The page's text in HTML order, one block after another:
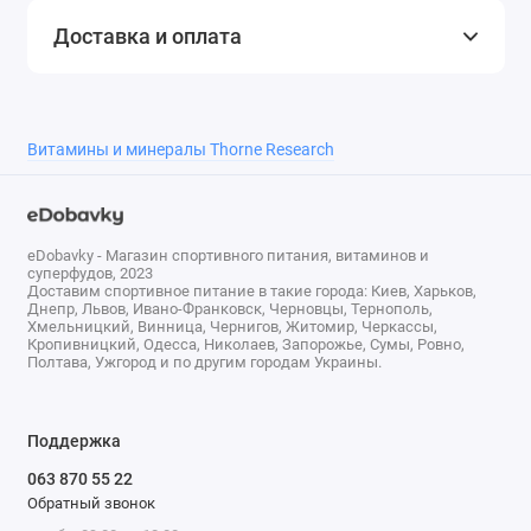
печень флавоноидов в мембраны клеток печени.
традиционными продуктами на базе расторопши.
Рекомендации по Применению
Принимать по 1 капсуле 2-3 раза в день или по
рекомендации врача.
Другие Ингредиенты
(полученная из целлюлозы), лейцин, диоксид
Предупреждения
Доставка и оплата
Витамины и минералы Thorne Research
eDobavky - Магазин спортивного питания, витаминов и
суперфудов, 2023
Доставим спортивное питание в такие города: Киев, Харьков,
Днепр, Львов, Ивано-Франковск, Черновцы, Тернополь,
Хмельницкий, Винница, Чернигов, Житомир, Черкассы,
Кропивницкий, Одесса, Николаев, Запорожье, Сумы, Ровно,
Полтава, Ужгород и по другим городам Украины.
Поддержка
063 870 55 22
Обратный звонок